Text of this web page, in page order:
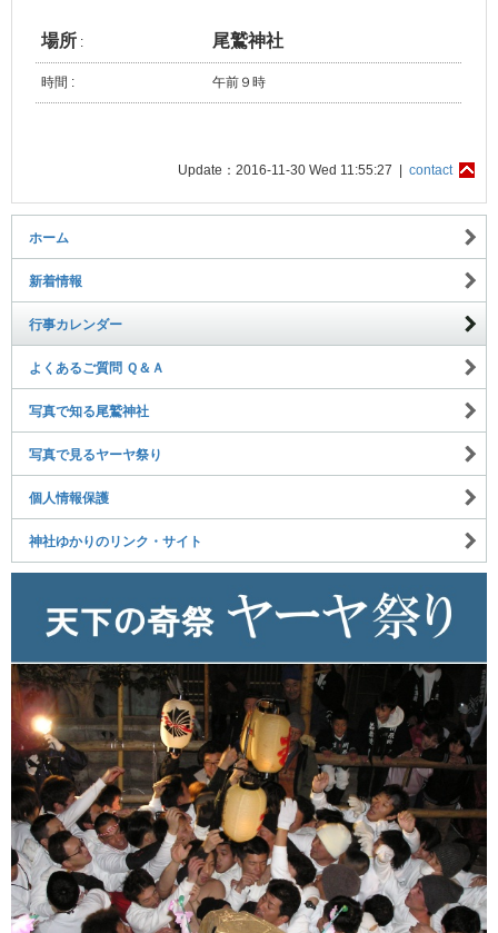
場所 : 尾鷲神社
時間 : 午前９時
Update：2016-11-30 Wed 11:55:27 | contact
ホーム
新着情報
行事カレンダー
よくあるご質問 Ｑ＆Ａ
写真で知る尾鷲神社
写真で見るヤーヤ祭り
個人情報保護
神社ゆかりのリンク・サイト